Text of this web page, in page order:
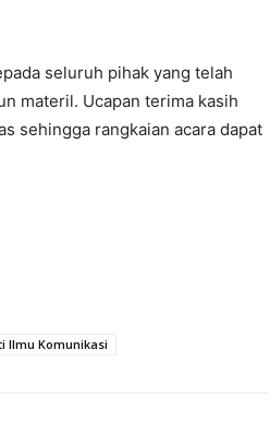
seluruh pihak yang telah
materil. Ucapan terima kasih
sehingga rangkaian acara dapat
Ilmu Komunikasi